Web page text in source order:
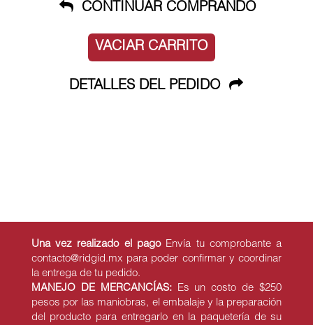
CONTINUAR COMPRANDO
VACIAR CARRITO
DETALLES DEL PEDIDO
Una vez realizado el pagoEnvía tu comprobante a
contacto@ridgid.mx para poder confirmar y coordinar
la entrega de tu pedido.
MANEJO DE MERCANCÍAS:Es un costo de $250
pesos por las maniobras, el embalaje y la preparación
del producto para entregarlo en la paquetería de su